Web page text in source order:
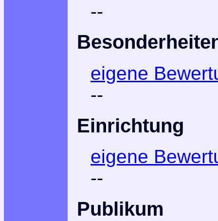
--
eigene
--
Einrichtung
eigene
--
Publikum